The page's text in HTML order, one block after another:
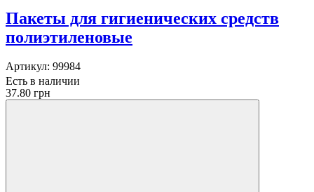
Пакеты для гигиенических средств
полиэтиленовые
Артикул: 99984
Есть в наличии
37.80 грн